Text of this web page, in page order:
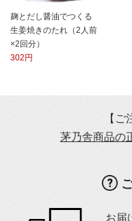
麹とだし醤油でつくる
生姜焼きのたれ（2人前
×2回分）
302円
【ご
茅乃舎商品の
お届